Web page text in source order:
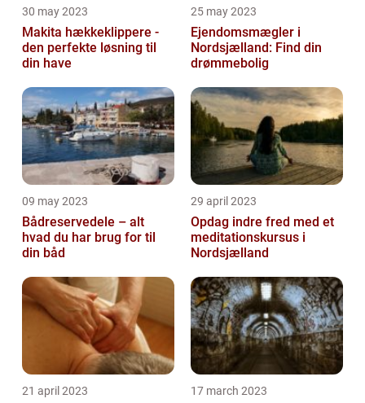
30 may 2023
Makita hækkeklippere -
den perfekte løsning til
din have
25 may 2023
Ejendomsmægler i
Nordsjælland: Find din
drømmebolig
09 may 2023
Bådreservedele – alt
hvad du har brug for til
din båd
29 april 2023
Opdag indre fred med et
meditationskursus i
Nordsjælland
21 april 2023 17 march 2023